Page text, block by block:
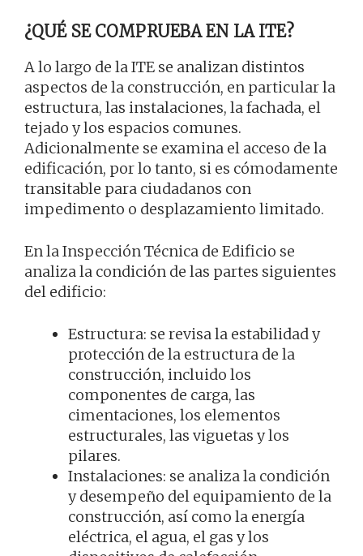
¿QUÉ SE COMPRUEBA EN LA ITE?
A lo largo de la ITE se analizan distintos
aspectos de la construcción, en particular la
estructura, las instalaciones, la fachada, el
tejado y los espacios comunes.
Adicionalmente se examina el acceso de la
edificación, por lo tanto, si es cómodamente
transitable para ciudadanos con
impedimento o desplazamiento limitado.
En la Inspección Técnica de Edificio se
analiza la condición de las partes siguientes
del edificio:
Estructura: se revisa la estabilidad y
protección de la estructura de la
construcción, incluido los
componentes de carga, las
cimentaciones, los elementos
estructurales, las viguetas y los
pilares.
Instalaciones: se analiza la condición
y desempeño del equipamiento de la
construcción, así como la energía
eléctrica, el agua, el gas y los